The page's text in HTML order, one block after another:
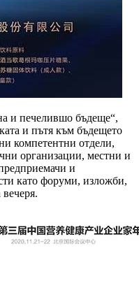
и печелившо бъдеще“,
и пътя към бъдещето
компетентни отдели,
организации, местни и
и
като форуми, изложби,